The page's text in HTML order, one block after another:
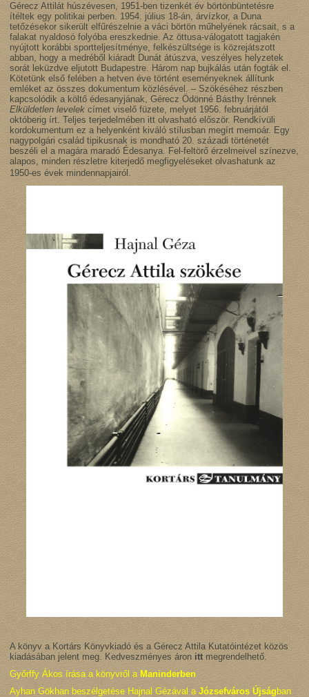
Gérecz Attilát húszévesen, 1951-ben tizenkét év börtönbüntetésre
ítéltek egy politikai perben. 1954. július 18-án, árvízkor, a Duna
tetőzésekor sikerült elfűrészelnie a váci börtön műhelyének rácsait, s a
falakat nyaldosó folyóba ereszkednie. Az öttusa-válogatott tagjakén
nyújtott korábbi sportteljesítménye, felkészültsége is közrejátszott
abban, hogy a medréből kiáradt Dunát átúszva, veszélyes helyzetek
sorát leküzdve eljutott Budapestre. Három nap bujkálás után fogták el.
Kötetünk első felében a hetven éve történt eseményeknek állítunk
emléket az összes dokumentum közlésével. – Szökéséhez részben
kapcsolódik a költő édesanyjának, Gérecz Ödönné Básthy Irénnek
Elküldetlen levelekcímet viselő füzete, melyet 1956. februárjától
októberig írt. Teljes terjedelmében itt olvasható először. Rendkívüli
kordokumentum ez a helyenként kiváló stílusban megírt memoár. Egy
nagypolgári család tipikusnak is mondható 20. századi történetét
beszéli el a magára maradó Édesanya. Fel-feltörő érzelmeivel színezve,
alapos, minden részletre kiterjedő megfigyeléseket olvashatunk az
1950-es évek mindennapjairól.
A könyv a Kortárs Könyvkiadó és a Gérecz Attila Kutatóintézet közös
kiadásában jelent meg. Kedveszményes áron ittmegrendelhető.
Győrffy Ákos írása a könyvről aManinderben
Ayhan Gökhan beszélgetése Hajnal Gézával aJózsefváros Újságban